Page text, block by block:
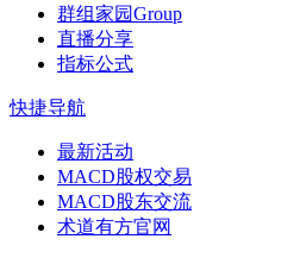
群组家园Group
直播分享
指标公式
快捷导航
最新活动
MACD股权交易
MACD股东交流
术道有方官网